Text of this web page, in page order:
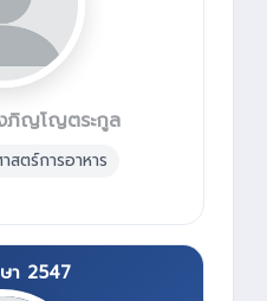
ภิญโญตระกูล
สตร์การอาหาร
า 2547